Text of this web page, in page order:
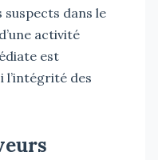
dans le
activité
est
l’intégrité des